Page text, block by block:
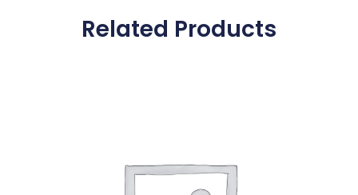
Related Products